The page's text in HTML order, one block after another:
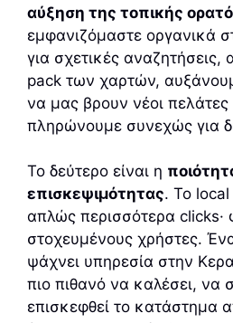
αύξηση της τοπικής
εμφανιζόμαστε οργανικά
για σχετικές αναζητήσεις,
pack των χαρτών,
να μας βρουν νέοι
πληρώνουμε συνεχώς για
Το δεύτερο είναι η
επισκεψιμότητας. Το local
απλώς περισσότερα clicks·
στοχευμένους χρήστες.
ψάχνει υπηρεσία στην
πιο πιθανό να καλέσει, να
επισκεφθεί το κατάστημα